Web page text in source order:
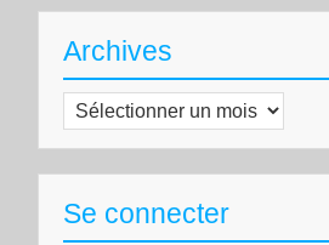
Archives
Archives
Se connecter